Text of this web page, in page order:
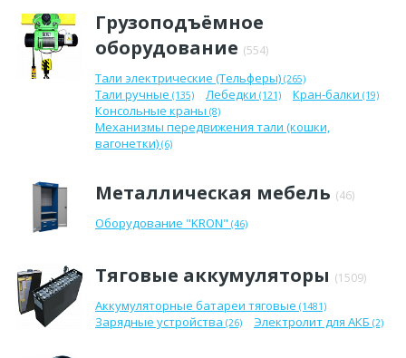
Грузоподъёмное
оборудование (554)
Тали электрические (Тельферы) (265)
Тали ручные (135) Лебедки (121) Кран-балки (19)
Консольные краны (8)
Механизмы передвижения тали (кошки,
вагонетки) (6)
Металлическая мебель (46)
Оборудование "KRON" (46)
Тяговые аккумуляторы (1509)
Аккумуляторные батареи тяговые (1481)
Зарядные устройства (26) Электролит для АКБ (2)